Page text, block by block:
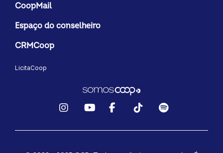
CoopMail
Espaço do conselheiro
CRMCoop
LicitaCoop